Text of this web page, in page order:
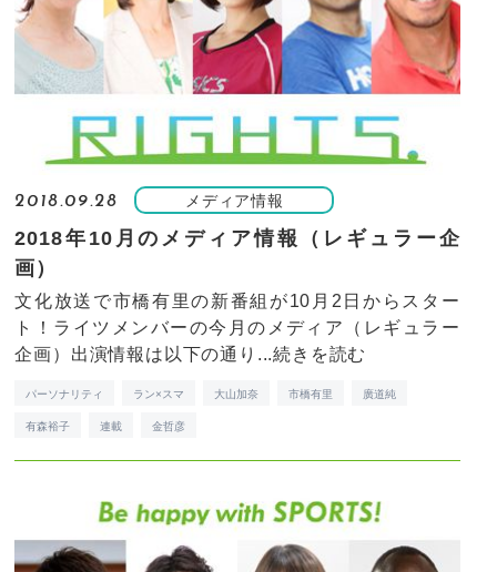
2018.09.28 メディア情報
2018年10月のメディア情報（レギュラー企
画）
文化放送で市橋有里の新番組が10月2日からスター
ト！ライツメンバーの今月のメディア（レギュラー
企画）出演情報は以下の通り...続きを読む
パーソナリティ ラン×スマ 大山加奈 市橋有里 廣道純
有森裕子 連載 金哲彦